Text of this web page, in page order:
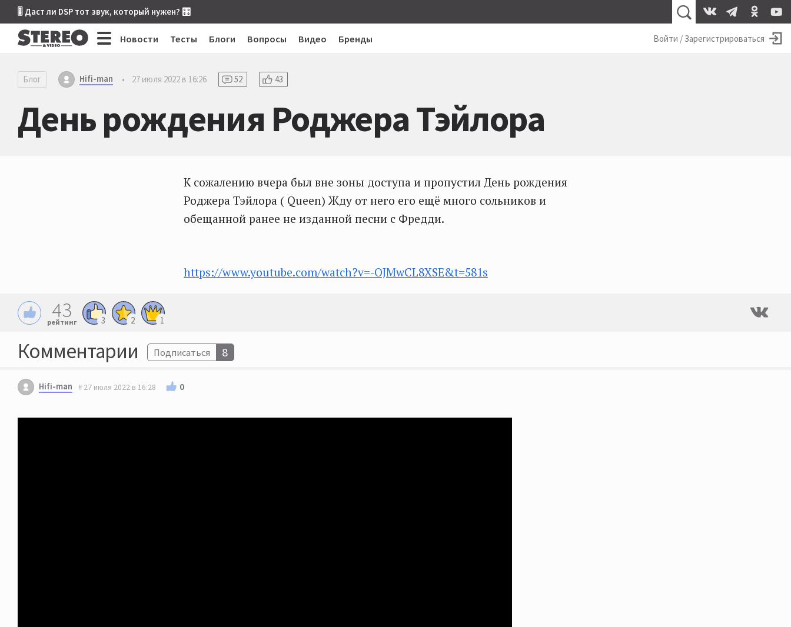
🎚 Даст ли DSP тот звук, который нужен? 🎛
Новости Тесты Блоги Вопросы Видео Бренды Войти / Зарегистрироваться
Блог Hifi-man • 27 июля 2022 в 16:26 52 43
День рождения Роджера Тэйлора
К сожалению вчера был вне зоны доступа и пропустил День рождения
Роджера Тэйлора ( Queen) Жду от него его ещё много сольников и
обещанной ранее не изданной песни с Фредди.
https://www.youtube.com/watch?v=-OJMwCL8XSE&t=581s
43
рейтинг 3 2 1
Комментарии Подписаться 8
Hifi-man 27 июля 2022 в 16:28 0